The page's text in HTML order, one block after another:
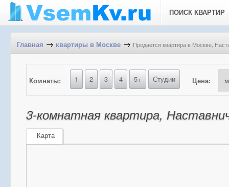
ПОИСК КВАРТИР
Главная → квартиры в Москве → Продается квартира в Москве,
Комнаты: 1 2 3 4 5+ Студии Цена:
3-комнатная квартира,
Карта